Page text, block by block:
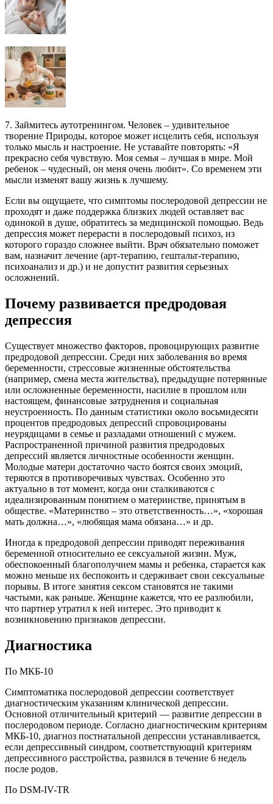
7. Займитесь аутотренингом. Человек – удивительное
творение Природы, которое может исцелить себя, используя
только мысль и настроение. Не уставайте повторять: «Я
прекрасно себя чувствую. Моя семья – лучшая в мире. Мой
ребенок – чудесный, он меня очень любит». Со временем эти
мысли изменят вашу жизнь к лучшему.
Если вы ощущаете, что симптомы послеродовой депрессии не
проходят и даже поддержка близких людей оставляет вас
одинокой в душе, обратитесь за медицинской помощью. Ведь
депрессия может перерасти в послеродовый психоз, из
которого гораздо сложнее выйти. Врач обязательно поможет
вам, назначит лечение (арт-терапию, гештальт-терапию,
психоанализ и др.) и не допустит развития серьезных
осложнений.
Почему развивается предродовая
депрессия
Существует множество факторов, провоцирующих развитие
предродовой депрессии. Среди них заболевания во время
беременности, стрессовые жизненные обстоятельства
(например, смена места жительства), предыдущие потерянные
или осложненные беременности, насилие в прошлом или
настоящем, финансовые затруднения и социальная
неустроенность. По данным статистики около восьмидесяти
процентов предродовых депрессий спровоцированы
неурядицами в семье и разладами отношений с мужем.
Распространенной причиной развития предродовых
депрессий является личностные особенности женщин.
Молодые матери достаточно часто боятся своих эмоций,
теряются в противоречивых чувствах. Особенно это
актуально в тот момент, когда они сталкиваются с
идеализированным понятием о материнстве, принятым в
обществе. «Материнство – это ответственность…», «хорошая
мать должна…», «любящая мама обязана…» и др.
Иногда к предродовой депрессии приводят переживания
беременной относительно ее сексуальной жизни. Муж,
обеспокоенный благополучием мамы и ребенка, старается как
можно меньше их беспокоить и сдерживает свои сексуальные
порывы. В итоге занятия сексом становятся не такими
частыми, как раньше. Женщине кажется, что ее разлюбили,
что партнер утратил к ней интерес. Это приводит к
возникновению признаков депрессии.
Диагностика
По МКБ-10
Симптоматика послеродовой депрессии соответствует
диагностическим указаниям клинической депрессии.
Основной отличительный критерий — развитие депрессии в
послеродовом периоде. Согласно диагностическим критериям
МКБ-10, диагноз постнатальной депрессии устанавливается,
если депрессивный синдром, соответствующий критериям
депрессивного расстройства, развился в течение 6 недель
после родов.
По DSM-IV-TR